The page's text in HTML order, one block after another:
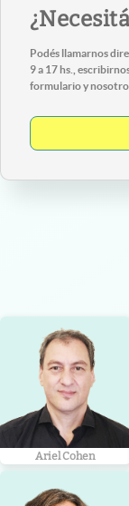
Podés llamarnos
9 a 17 hs.,
formulario y
Ariel Cohen